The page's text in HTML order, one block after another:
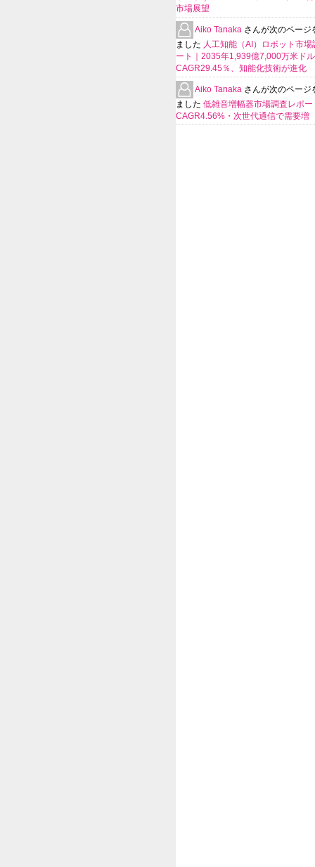
市場展望
Aiko Tanaka さんが次のページ
ました 人工知能（AI）ロボット市場
ート｜2035年1,939億7,000万米ド
CAGR29.45％、知能化技術が進化
Aiko Tanaka さんが次のページ
ました 低雑音増幅器市場調査レポー
CAGR4.56%・次世代通信で需要増